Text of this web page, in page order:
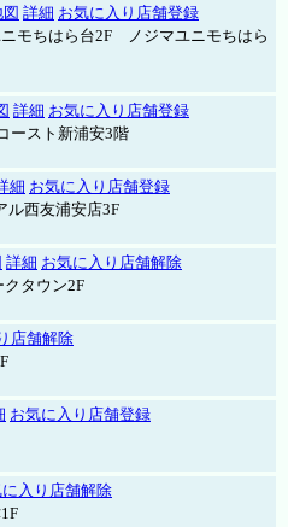
詳細 お気に入り店舗登録
モちはら台2F ノジマユニモちはら
詳細 お気に入り店舗登録
ースト新浦安3階
細 お気に入り店舗登録
西友浦安店3F
詳細 お気に入り店舗解除
クタウン2F
店舗解除
お気に入り店舗登録
に入り店舗解除